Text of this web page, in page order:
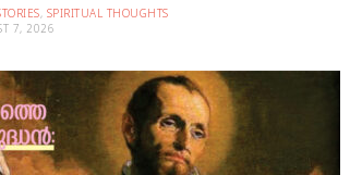
, SPIRITUAL THOUGHTS
7, 2026